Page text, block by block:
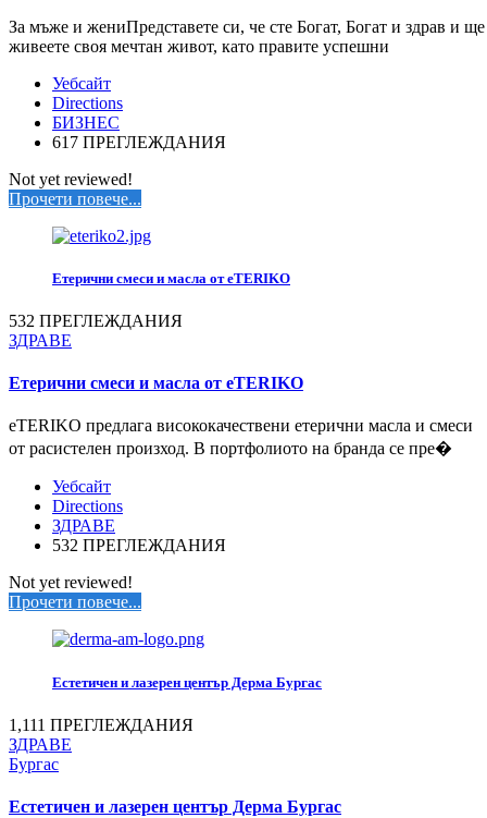
За мъже и жениПредставете си, че сте Богат, Богат и здрав и ще
живеете своя мечтан живот, като правите успешни
Уебсайт
Directions
БИЗНЕС
617 ПРЕГЛЕЖДАНИЯ
Not yet reviewed!
Прочети повече...
Етерични смеси и масла от eTERIKO
532 ПРЕГЛЕЖДАНИЯ
ЗДРАВЕ
Етерични смеси и масла от eTERIKO
eTERIKO предлага висококачествени етерични масла и смеси
от расистелен произход. В портфолиото на бранда се пре�
Уебсайт
Directions
ЗДРАВЕ
532 ПРЕГЛЕЖДАНИЯ
Not yet reviewed!
Прочети повече...
Естетичен и лазерен център Дерма Бургас
1,111 ПРЕГЛЕЖДАНИЯ
ЗДРАВЕ
Бургас
Естетичен и лазерен център Дерма Бургас